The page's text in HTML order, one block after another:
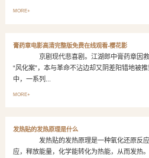
MORE+
膏药章电影高清完整版免费在线观看-樱花影
京剧现代悲喜剧。江湖郎中膏药章因救
“风化案”，本与革命不沾边却又阴差阳错地被
中，一系列...
MORE+
发热贴的发热原理是什么
发热贴的发热原理是一种氧化还原反应
应，释放能量，化学能转化为热能，从而发